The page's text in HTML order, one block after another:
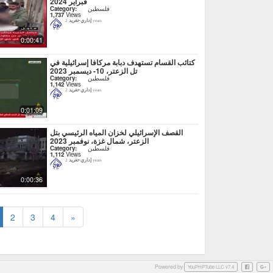
0:00:41
Category: فلسطين
1,737Views
إداري-تغريد 2 years
0:01:09
كتائب القسام تستهدف دبابة مركافا إسرائيلية في
تل الزعتر، 10- ديسمبر 2023
Category: فلسطين
1,142Views
إداري-تغريد 2 years
0:00:36
القصف الإسرائيلي لخزان المياه الرئيسي بتل
الزعتر، شمال غزة، نوفمبر 2023
Category: فلسطين
1,112Views
إداري-تغريد 2 years
2 3 4 »
Powered by YouPHPTube LLC v7.4 Facebook